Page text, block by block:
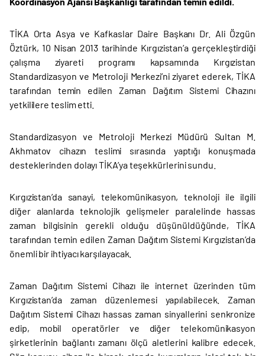
TİKA Orta Asya ve Kafkaslar Daire Başkanı Dr. Ali Özgün
Öztürk, 10 Nisan 2013 tarihinde Kırgızistan’a gerçekleştirdiği
çalışma ziyareti programı kapsamında Kırgızistan
Standardizasyon ve Metroloji Merkezi’ni ziyaret ederek, TİKA
tarafından temin edilen Zaman Dağıtım Sistemi Cihazını
yetkililere teslim etti.
Standardizasyon ve Metroloji Merkezi Müdürü Sultan M.
Akhmatov cihazın teslimi sırasında yaptığı konuşmada
desteklerinden dolayı TİKA’ya teşekkürlerini sundu.
Kırgızistan’da sanayi, telekomünikasyon, teknoloji ile ilgili
diğer alanlarda teknolojik gelişmeler paralelinde hassas
zaman bilgisinin gerekli olduğu düşünüldüğünde, TİKA
tarafından temin edilen Zaman Dağıtım Sistemi Kırgızistan’da
önemli bir ihtiyacı karşılayacak.
Zaman Dağıtım Sistemi Cihazı ile internet üzerinden tüm
Kırgızistan’da zaman düzenlemesi yapılabilecek. Zaman
Dağıtım Sistemi Cihazı hassas zaman sinyallerini senkronize
edip, mobil operatörler ve diğer telekomünikasyon
şirketlerinin bağlantı zamanı ölçü aletlerini kalibre edecek.